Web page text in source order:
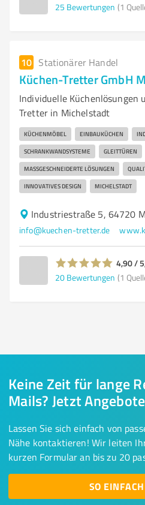
25 Bewertungen (1
10 Stationärer Handel
Küchen-Tretter GmbH
Individuelle Küchenlösungen
Tretter in Michelstadt
KÜCHENMÖBEL EINBAUKÜCHEN
SCHRANKWANDSYSTEME GLEITTÜREN
MASSGESCHNEIDERTE LÖSUNGEN
INNOVATIVES DESIGN MICHELSTADT
Industriestraße 5, 64720
info@kuechen-tretter.de
4,90 /
20 Bewertungen (1
Keine Zeit für lange
Mails? Jetzt
Lassen Sie sich einfach von
Nähe kontaktieren! Wir leiten
kurzen Formular an bis zu 20
SO